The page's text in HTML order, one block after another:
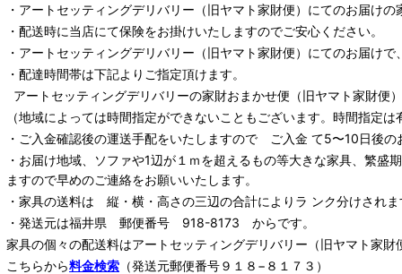
・ アートセッティングデリバリー （旧ヤマト家財便） にてのお届けの
・配送時に当店にて保険をお掛けいたしますのでご安心ください。
・ アートセッティングデリバリー （旧ヤマト家財便） にてのお届けで
・配達時間帯は下記よりご指定頂けます。
アートセッティングデリバリーの家財おまかせ便 （旧ヤマト家財便
（地域によっては時間指定ができないこともございます。時間指定
・ご入金確認後の運送手配をいたしますので ご入金 て5〜10日後の
・お届け地域、ソファや1辺が１ｍを超えるもの等大きな家具、繁
ますので早めのご連絡をお願いいたします。
・家具の送料は 縦・横・高さの三辺の合計によりラ ンク分けされま
・発送元は福井県 郵便番号 918-8173 からです。
家具の個々の配送料はアートセッティングデリバリー （旧ヤマト家財
こちらから料金検索 （発送元郵便番号９１８−８１７３）